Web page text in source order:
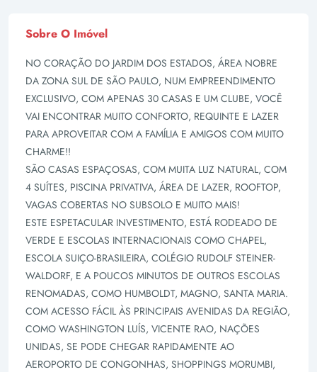
Sobre O Imóvel
NO CORAÇÃO DO JARDIM DOS ESTADOS, ÁREA NOBRE
DA ZONA SUL DE SÃO PAULO, NUM EMPREENDIMENTO
EXCLUSIVO, COM APENAS 30 CASAS E UM CLUBE, VOCÊ
VAI ENCONTRAR MUITO CONFORTO, REQUINTE E LAZER
PARA APROVEITAR COM A FAMÍLIA E AMIGOS COM MUITO
CHARME!!
SÃO CASAS ESPAÇOSAS, COM MUITA LUZ NATURAL, COM
4 SUÍTES, PISCINA PRIVATIVA, ÁREA DE LAZER, ROOFTOP,
VAGAS COBERTAS NO SUBSOLO E MUITO MAIS!
ESTE ESPETACULAR INVESTIMENTO, ESTÁ RODEADO DE
VERDE E ESCOLAS INTERNACIONAIS COMO CHAPEL,
ESCOLA SUIÇO-BRASILEIRA, COLÉGIO RUDOLF STEINER-
WALDORF, E A POUCOS MINUTOS DE OUTROS ESCOLAS
RENOMADAS, COMO HUMBOLDT, MAGNO, SANTA MARIA.
COM ACESSO FÁCIL ÀS PRINCIPAIS AVENIDAS DA REGIÃO,
COMO WASHINGTON LUÍS, VICENTE RAO, NAÇÕES
UNIDAS, SE PODE CHEGAR RAPIDAMENTE AO
AEROPORTO DE CONGONHAS, SHOPPINGS MORUMBI,